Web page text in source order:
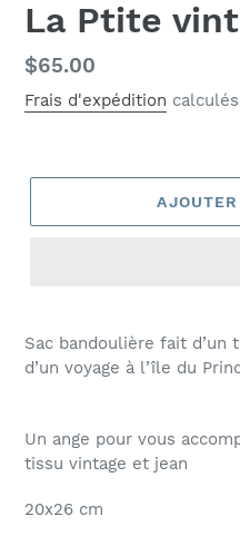
La Ptite
Prix
normal
$65.00
Frais d'expédition
Sac bandoulière fait d’un
d’un voyage à l’île du
Un ange pour vous
tissu vintage et jean
20x26 cm